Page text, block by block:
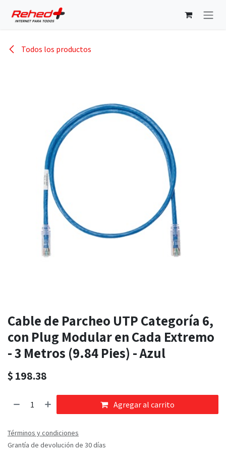
Todos los productos
Cable de Parcheo UTP Categoría 6,
con Plug Modular en Cada Extremo
- 3 Metros (9.84 Pies) - Azul
$ 198.38
Agregar al carrito
Términos y condiciones
Grantía de devolución de 30 días